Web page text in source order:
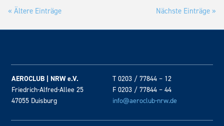
« Ältere Einträge Nächste Einträge »
AEROCLUB | NRW e.V.
Friedrich-Alfred-Allee 25
47055 Duisburg
T 0203 / 77844 – 12
F 0203 / 77844 – 44
info@aeroclub-nrw.de